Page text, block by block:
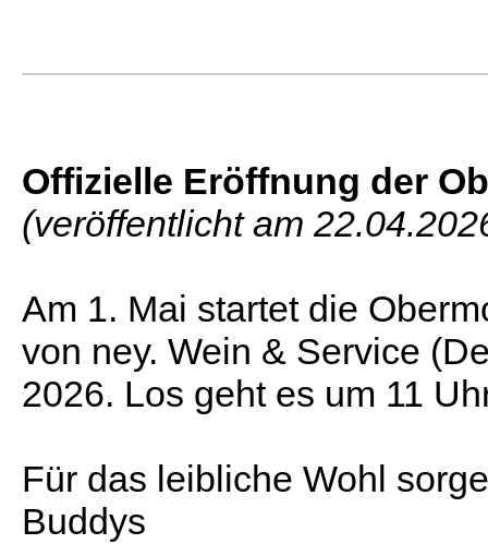
Offizielle Eröffnung der
(veröffentlicht am
Am 1. Mai startet die
von ney. Wein & Service
2026. Los geht es um 11
Für das leibliche Wohl
Buddys